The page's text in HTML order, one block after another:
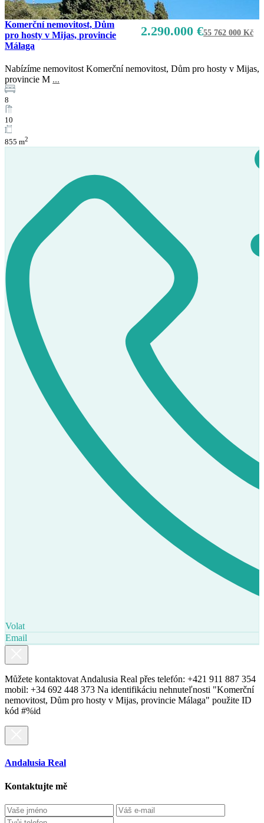
2.290.000 €55 762 000 Kč
Komerční nemovitost, Dům
pro hosty v Mijas, provincie
Málaga
Nabízíme nemovitost Komerční nemovitost, Dům pro hosty v Mijas,
provincie M ...
8
10
855 m2
Volat
Email
Můžete kontaktovat Andalusia Real přes telefón: +421 911 887 354
mobil: +34 692 448 373 Na identifikáciu nehnuteľnosti "Komerční
nemovitost, Dům pro hosty v Mijas, provincie Málaga" použite ID
kód #%id
Andalusia Real
Kontaktujte mě